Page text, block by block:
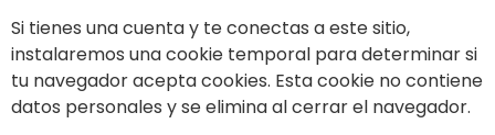
Si tienes una cuenta y te conectas a este sitio,
instalaremos una cookie temporal para determinar si
tu navegador acepta cookies. Esta cookie no contiene
datos personales y se elimina al cerrar el navegador.